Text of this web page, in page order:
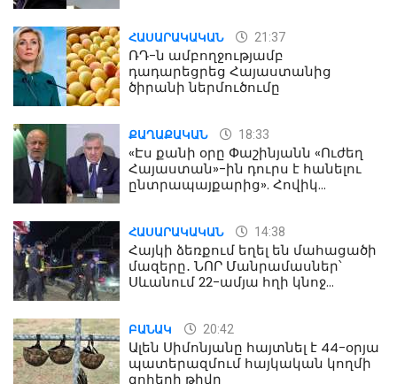
ՀԱՍԱՐԱԿԱԿԱՆ 21:37
ՌԴ-ն ամբողջությամբ
դադարեցրեց Հայաստանից
ծիրանի ներմուծումը
ՔԱՂԱՔԱԿԱՆ 18:33
«Էս քանի օրը Փաշինյանն «Ուժեղ
Հայաստան»-ին դուրս է հանելու
ընտրապայքարից». Հովիկ
ՀԱՍԱՐԱԿԱԿԱՆ 14:38
Հայկի ձեռքում եղել են մահացածի
մազերը․ ՆՈՐ Մանրամասներ՝
Սևանում 22-ամյա հղի կնոջ
ԲԱՆԱԿ 20:42
Ալեն Սիմոնյանը հայտնել է 44-օրյա
պատերազմում հայկական կողմի
զոհերի թիվը